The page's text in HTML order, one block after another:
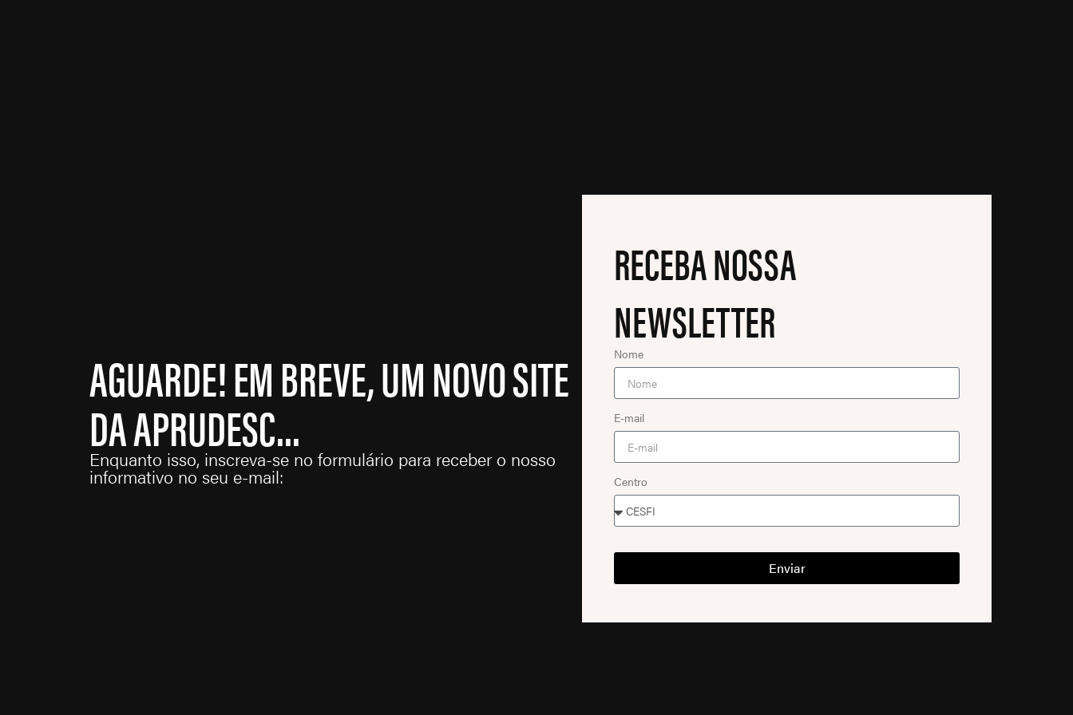
AGUARDE! EM BREVE, UM NOVO SITE
DA APRUDESC...
Enquanto isso, inscreva-se no formulário para receber o nosso
informativo no seu e-mail:
RECEBA NOSSA
NEWSLETTER
Nome
E-mail
Centro
Enviar